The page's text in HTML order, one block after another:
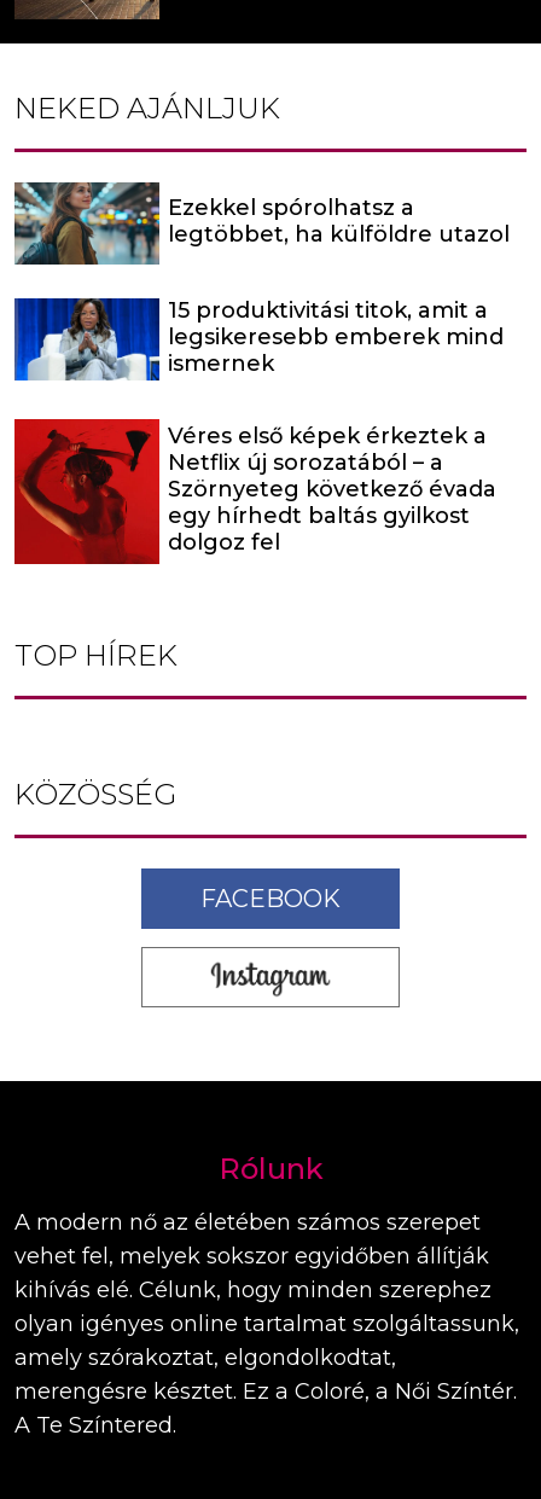
NEKED AJÁNLJUK
Ezekkel spórolhatsz a
legtöbbet, ha külföldre utazol
15 produktivitási titok, amit a
legsikeresebb emberek mind
ismernek
Véres első képek érkeztek a
Netflix új sorozatából – a
Szörnyeteg következő évada
egy hírhedt baltás gyilkost
dolgoz fel
TOP HÍREK
KÖZÖSSÉG
FACEBOOK
Rólunk
A modern nő az életében számos szerepet
vehet fel, melyek sokszor egyidőben állítják
kihívás elé. Célunk, hogy minden szerephez
olyan igényes online tartalmat szolgáltassunk,
amely szórakoztat, elgondolkodtat,
merengésre késztet. Ez a Coloré, a Női Színtér.
A Te Színtered.